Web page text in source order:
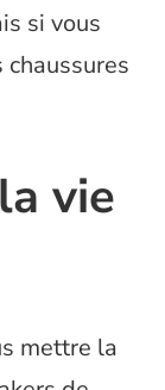
si vous
chaussures
vie
mettre la